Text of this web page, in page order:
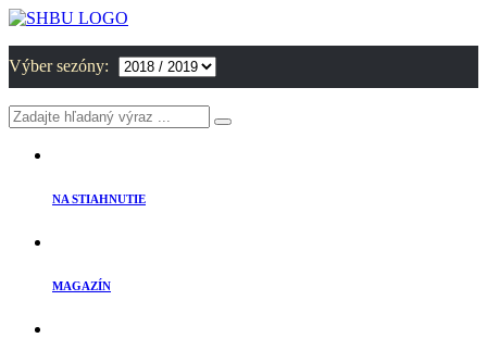
Výber sezóny:
NA STIAHNUTIE
MAGAZÍN